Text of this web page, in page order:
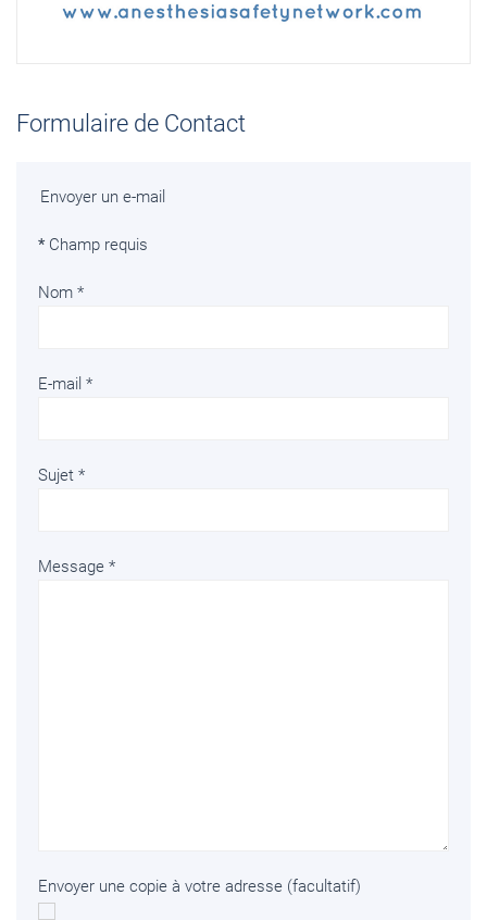
Formulaire de Contact
Envoyer un e-mail
* Champ requis
Nom *
E-mail *
Sujet *
Message *
Envoyer une copie à votre adresse (facultatif)